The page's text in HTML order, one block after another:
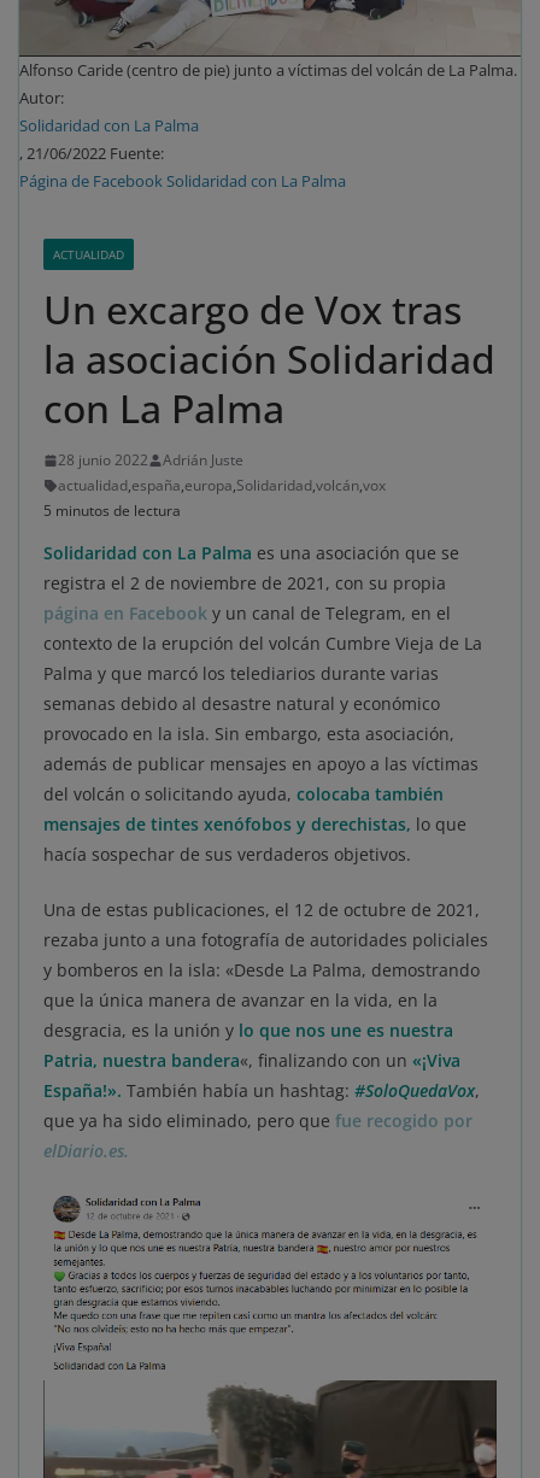
Alfonso Caride (centro de pie) junto a víctimas del volcán de La Palma.
Autor:
Solidaridad con La Palma
, 21/06/2022 Fuente:
Página de Facebook Solidaridad con La Palma
ACTUALIDAD
Un excargo de Vox tras
la asociación Solidaridad
con La Palma
28 junio 2022
Adrián Juste
actualidad,españa,europa,Solidaridad,volcán,vox
5 minutos de lectura
Solidaridad con La Palma es una asociación que se
registra el 2 de noviembre de 2021, con su propia
página en Facebook y un canal de Telegram, en el
contexto de la erupción del volcán Cumbre Vieja de La
Palma y que marcó los telediarios durante varias
semanas debido al desastre natural y económico
provocado en la isla. Sin embargo, esta asociación,
además de publicar mensajes en apoyo a las víctimas
del volcán o solicitando ayuda, colocaba también
mensajes de tintes xenófobos y derechistas, lo que
hacía sospechar de sus verdaderos objetivos.
Una de estas publicaciones, el 12 de octubre de 2021,
rezaba junto a una fotografía de autoridades policiales
y bomberos en la isla: «Desde La Palma, demostrando
que la única manera de avanzar en la vida, en la
desgracia, es la unión y lo que nos une es nuestra
Patria, nuestra bandera«, finalizando con un «¡Viva
España!». También había un hashtag: #SoloQuedaVox,
que ya ha sido eliminado, pero que fue recogido por
elDiario.es.